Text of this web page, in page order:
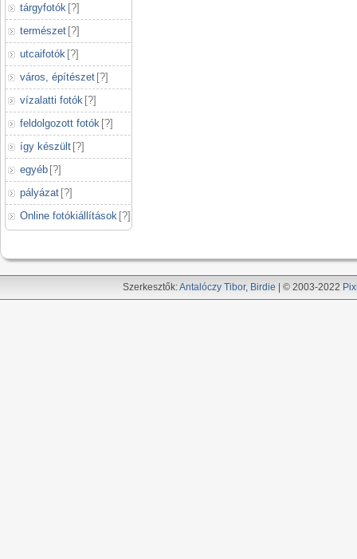
tárgyfotók [?]
természet [?]
utcaifotók [?]
város, építészet [?]
vízalatti fotók [?]
feldolgozott fotók [?]
így készült [?]
egyéb [?]
pályázat [?]
Online fotókiállítások [?]
Szerkesztők:Antalóczy Tibor, Birdie | © 2003-2022